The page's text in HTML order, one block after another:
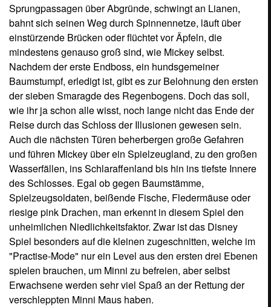
Sprungpassagen über Abgründe, schwingt an Lianen,
bahnt sich seinen Weg durch Spinnennetze, läuft über
einstürzende Brücken oder flüchtet vor Äpfeln, die
mindestens genauso groß sind, wie Mickey selbst.
Nachdem der erste Endboss, ein hundsgemeiner
Baumstumpf, erledigt ist, gibt es zur Belohnung den ersten
der sieben Smaragde des Regenbogens. Doch das soll,
wie ihr ja schon alle wisst, noch lange nicht das Ende der
Reise durch das Schloss der Illusionen gewesen sein.
Auch die nächsten Türen beherbergen große Gefahren
und führen Mickey über ein Spielzeugland, zu den großen
Wasserfällen, ins Schlaraffenland bis hin ins tiefste Innere
des Schlosses. Egal ob gegen Baumstämme,
Spielzeugsoldaten, beißende Fische, Fledermäuse oder
riesige pink Drachen, man erkennt in diesem Spiel den
unheimlichen Niedlichkeitsfaktor. Zwar ist das Disney
Spiel besonders auf die kleinen zugeschnitten, welche im
"Practise-Mode" nur ein Level aus den ersten drei Ebenen
spielen brauchen, um Minni zu befreien, aber selbst
Erwachsene werden sehr viel Spaß an der Rettung der
verschleppten Minni Maus haben.